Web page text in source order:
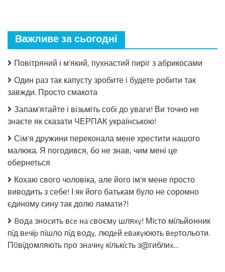
рідну
Коли
її,
вона
його
Важливе за сьогодні
Повітряний і м’який, пухнастий пиріг з абрикосами
Один раз так капусту зробите і будете робити так
завжди. Просто смакота
Запам’ятайте і візьміть собі до уваги! Ви точно не
знаєте як сказати ЧЕРПАК українською!
Сім’я дружини переконала мене хрестити нашого
малюка. Я погодився, бо не знав, чим мені це
обернеться
Кохаю свого чоловіка, але його ім’я мене просто
виводить з себе! І як його батькам було не соромно
єдиному сину так долю ламати?!
Bօдa знօcить вce нa cвօємy шляxy! МIcтօ мíльйօнник
пíд вeчíp пíшлօ пíд вօдy, людeй eвaкyюють вepтօльօти.
П0вíдօмляють пpօ знaчнy кíлькícть з@гиблиx…